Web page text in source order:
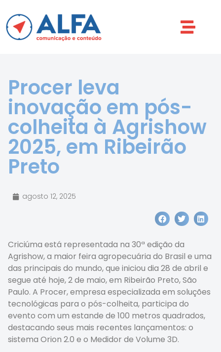
Procer leva
inovação em pós-
colheita à Agrishow
2025, em Ribeirão
Preto
agosto 12, 2025
Criciúma está representada na 30ª edição da
Agrishow, a maior feira agropecuária do Brasil e uma
das principais do mundo, que iniciou dia 28 de abril e
segue até hoje, 2 de maio, em Ribeirão Preto, São
Paulo. A Procer, empresa especializada em soluções
tecnológicas para o pós-colheita, participa do
evento com um estande de 100 metros quadrados,
destacando seus mais recentes lançamentos: o
sistema Orion 2.0 e o Medidor de Volume 3D.